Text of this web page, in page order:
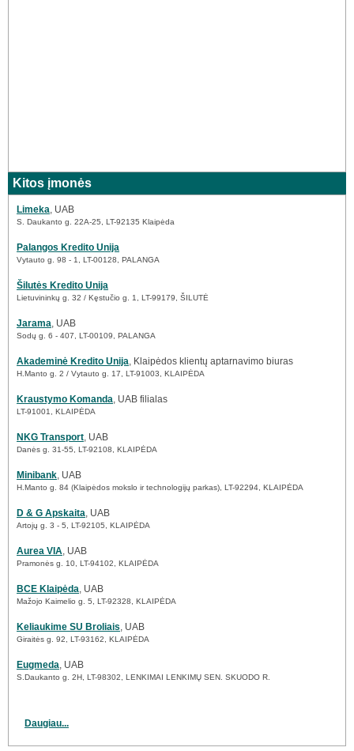
Kitos įmonės
Limeka, UAB
S. Daukanto g. 22A-25, LT-92135 Klaipėda
Palangos Kredito Unija
Vytauto g. 98 - 1, LT-00128, PALANGA
Šilutės Kredito Unija
Lietuvininkų g. 32 / Kęstučio g. 1, LT-99179, ŠILUTĖ
Jarama, UAB
Sodų g. 6 - 407, LT-00109, PALANGA
Akademinė Kredito Unija, Klaipėdos klientų aptarnavimo biuras
H.Manto g. 2 / Vytauto g. 17, LT-91003, KLAIPĖDA
Kraustymo Komanda, UAB filialas
LT-91001, KLAIPĖDA
NKG Transport, UAB
Danės g. 31-55, LT-92108, KLAIPĖDA
Minibank, UAB
H.Manto g. 84 (Klaipėdos mokslo ir technologijų parkas), LT-92294, KLAIPĖDA
D & G Apskaita, UAB
Artojų g. 3 - 5, LT-92105, KLAIPĖDA
Aurea VIA, UAB
Pramonės g. 10, LT-94102, KLAIPĖDA
BCE Klaipėda, UAB
Mažojo Kaimelio g. 5, LT-92328, KLAIPĖDA
Keliaukime SU Broliais, UAB
Giraitės g. 92, LT-93162, KLAIPĖDA
Eugmeda, UAB
S.Daukanto g. 2H, LT-98302, LENKIMAI LENKIMŲ SEN. SKUODO R.
Daugiau...